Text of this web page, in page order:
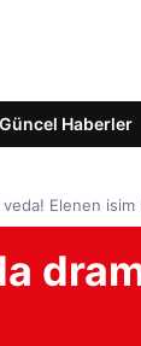
Güncel Haberler
Elenen isim